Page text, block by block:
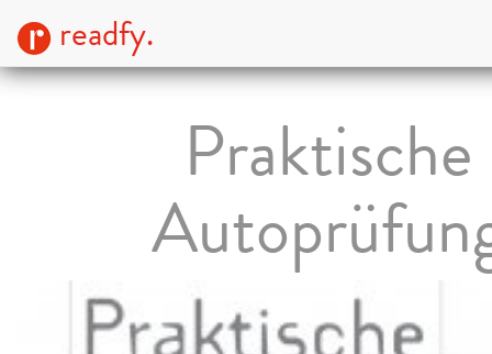
readfy.
Praktische